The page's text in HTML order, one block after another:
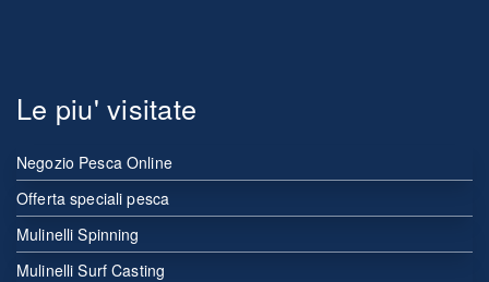
Le piu' visitate
Negozio Pesca Online
Offerta speciali pesca
Mulinelli Spinning
Mulinelli Surf Casting